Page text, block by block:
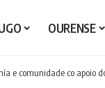
OURENSE
e comunidade co apoio